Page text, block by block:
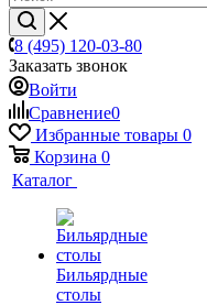
8 (495) 120-03-80
Заказать звонок
Войти
Сравнение0
Избранные товары 0
Корзина 0
Каталог
Бильярдные
столы